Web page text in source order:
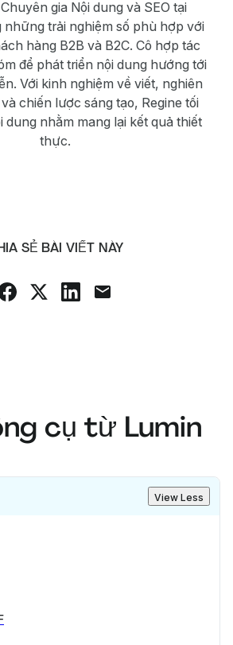
gia Nội dung và SEO tại
những trải nghiệm số phù hợp với
hàng B2B và B2C. Cô hợp tác
để phát triển nội dung hướng tới
Với kinh nghiệm về viết, nghiên
chiến lược sáng tạo, Regine tối
dung nhằm mang lại kết quả thiết
thực.
SẺ BÀI VIẾT NÀY
cụ từ Lumin
View Less